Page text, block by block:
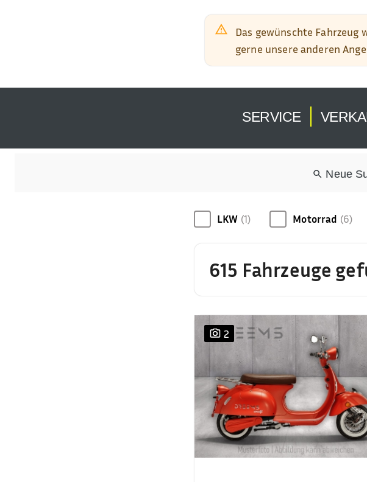
SERVICE
Neue
LKW (1) Motorrad (6)
615 Fahrzeuge
2